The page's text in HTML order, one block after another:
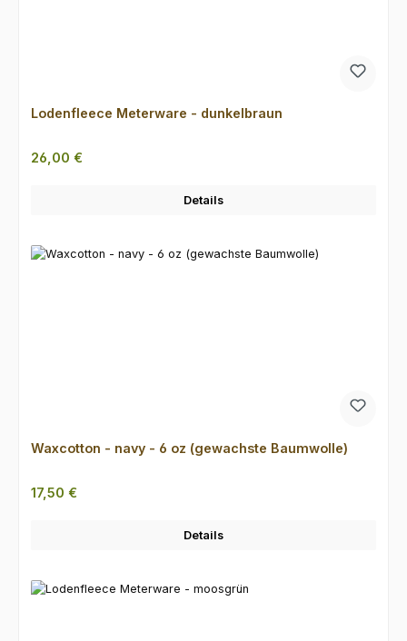
Lodenfleece Meterware - dunkelbraun
Regulärer Preis:
26,00 €
Details
Waxcotton - navy - 6 oz (gewachste Baumwolle)
Regulärer Preis:
17,50 €
Details